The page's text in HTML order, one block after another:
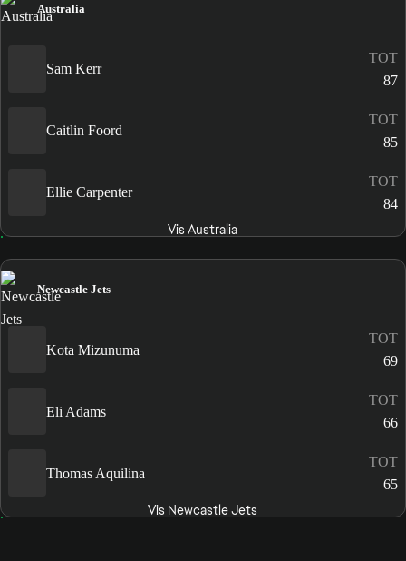
Australia
Sam Kerr
TOT
87
Caitlin Foord
TOT
85
Ellie Carpenter
TOT
84
Vis Australia
Newcastle Jets
Kota Mizunuma
TOT
69
Eli Adams
TOT
66
Thomas Aquilina
TOT
65
Vis Newcastle Jets